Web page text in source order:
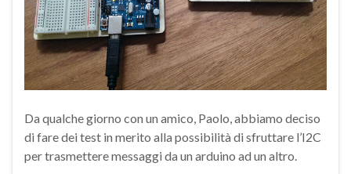
Da qualche giorno con un amico, Paolo, abbiamo deciso
di fare dei test in merito alla possibilità di sfruttare l’I2C
per trasmettere messaggi da un arduino ad un altro.